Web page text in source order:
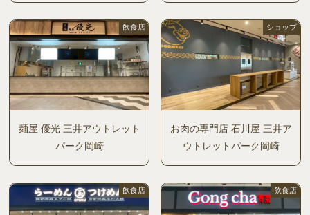
飲食店
麺屋 優光 三井アウトレット
パーク岡崎
ショップ
お肉の専門店 石川屋 三井ア
ウトレットパーク岡崎
飲食店 飲食店